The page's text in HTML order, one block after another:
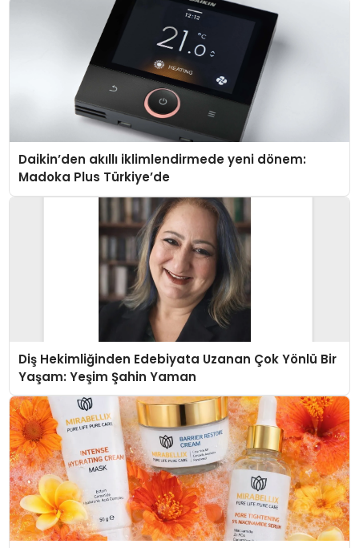
Daikin’den akıllı iklimlendirmede yeni dönem:
Madoka Plus Türkiye’de
Diş Hekimliğinden Edebiyata Uzanan Çok Yönlü Bir
Yaşam: Yeşim Şahin Yaman